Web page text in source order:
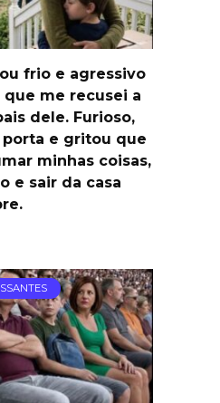
frio e agressivo
me recusei a
dele. Furioso,
porta e gritou que
minhas coisas,
e sair da casa